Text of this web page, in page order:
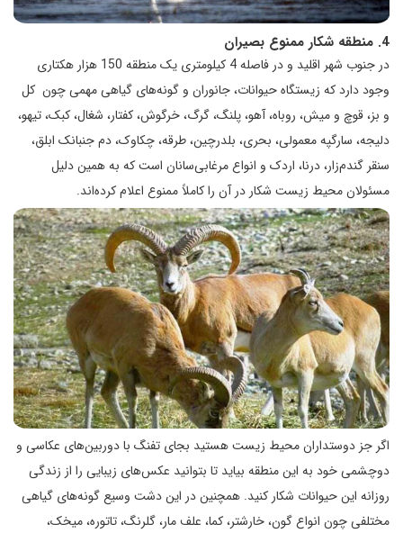
4. منطقه شکار ممنوع بصیران
در جنوب شهر اقلید و در فاصله 4 کیلومتری یک منطقه 150 هزار هکتاری
وجود دارد که زیستگاه حیوانات، جانوران و گونه‌های گیاهی مهمی چون کل
و بز، قوچ و میش، روباه، آهو، پلنگ، گرگ، خرگوش، کفتار، شغال، کبک، تیهو،
دلیجه، سارگپه معمولی، بحری، بلدرچین، طرقه، چکاوک، دم جنبانک ابلق،
سنقر گندم‌زار، درنا، اردک و انواع مرغابی‌سانان است که به همین دلیل
مسئولان محیط زیست شکار در آن را کاملاً ممنوع اعلام کرده‌اند.
اگر جز دوستداران محیط زیست هستید بجای تفنگ با دوربین‌های عکاسی و
دوچشمی خود به این منطقه بیاید تا بتوانید عکس‌های زیبایی را از زندگی
روزانه این حیوانات شکار کنید. همچنین در این دشت وسیع گونه‌های گیاهی
مختلفی چون انواع گون، خارشتر، کما، علف مار، گلرنگ، تاتوره، میخک،